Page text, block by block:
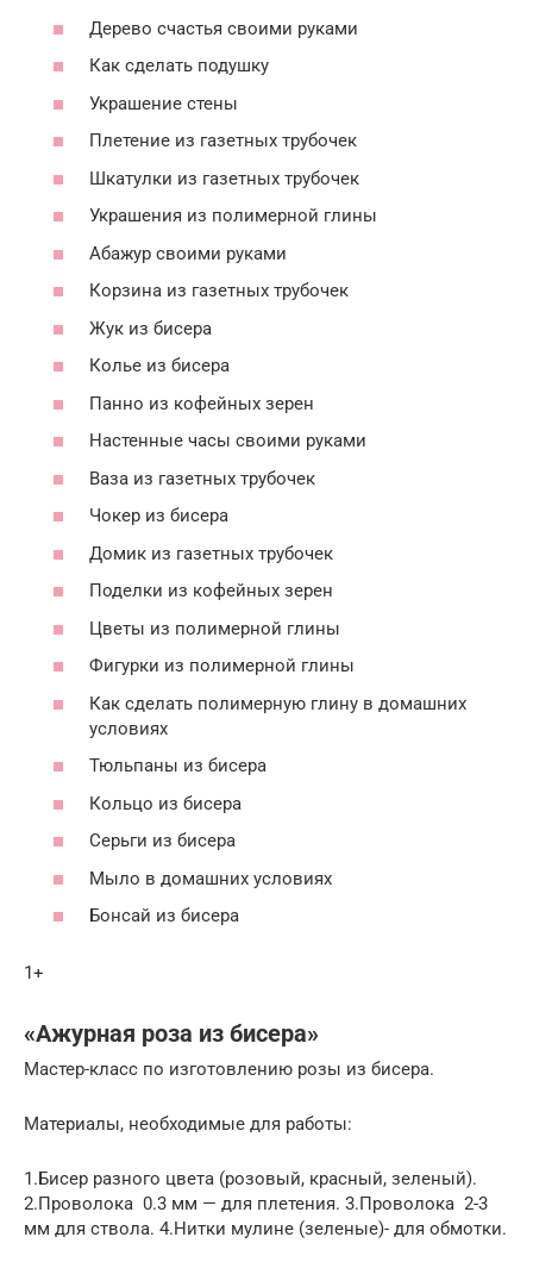
Дерево счастья своими руками
Как сделать подушку
Украшение стены
Плетение из газетных трубочек
Шкатулки из газетных трубочек
Украшения из полимерной глины
Абажур своими руками
Корзина из газетных трубочек
Жук из бисера
Колье из бисера
Панно из кофейных зерен
Настенные часы своими руками
Ваза из газетных трубочек
Чокер из бисера
Домик из газетных трубочек
Поделки из кофейных зерен
Цветы из полимерной глины
Фигурки из полимерной глины
Как сделать полимерную глину в домашних
условиях
Тюльпаны из бисера
Кольцо из бисера
Серьги из бисера
Мыло в домашних условиях
Бонсай из бисера
1+
«Ажурная роза из бисера»
Мастер-класс по изготовлению розы из бисера.
Материалы, необходимые для работы:
1.Бисер разного цвета (розовый, красный, зеленый).
2.Проволока 0.3 мм — для плетения. 3.Проволока 2-3
мм для ствола. 4.Нитки мулине (зеленые)- для обмотки.